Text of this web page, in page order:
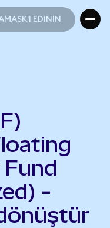
EDİNİN
-